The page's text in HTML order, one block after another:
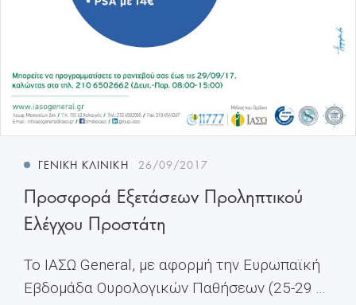
ΓΕΝΙΚΉ ΚΛΙΝΙΚΉ 26/09/2017
Προσφορά Εξετάσεων Προληπτικού
Ελέγχου Προστάτη
Το ΙΑΣΩ General, με αφορμή την Ευρωπαϊκή
Εβδομάδα Ουρολογικών Παθήσεων (25-29 ...